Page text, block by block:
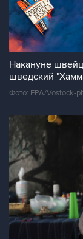
Накануне
шведский
Фото: EPA/Vostock-